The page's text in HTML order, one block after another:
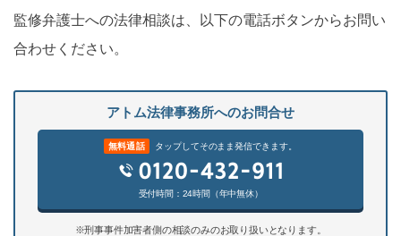
監修弁護士への法律相談は、以下の電話ボタンからお問い
合わせください。
アトム法律事務所へのお問合せ
無料通話 タップしてそのまま発信できます。
受付時間：24時間（年中無休）
※刑事事件加害者側の相談のみのお取り扱いとなります。